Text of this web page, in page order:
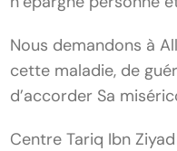
Nous demandons à
cette maladie, de
d’accorder Sa
Centre Tariq Ibn